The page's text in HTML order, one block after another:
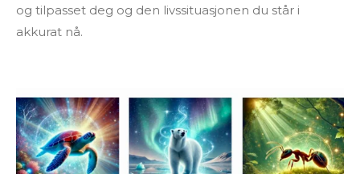
og tilpasset deg og den livssituasjonen du står i
akkurat nå.